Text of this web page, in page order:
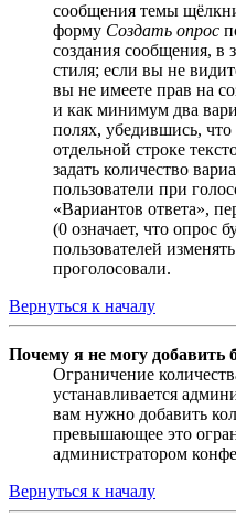
сообщения темы
форму Создать опрос
создания сообщения, в
стиля; если вы не
вы не имеете прав на
и как минимум два
полях, убедившись,
отдельной строке
задать количество
пользователи при
«Вариантов ответа»,
(0 означает, что опрос
пользователей
проголосовали.
Вернуться к началу
Почему я не могу добавить
Ограничение
устанавливается
вам нужно добавить
превышающее это
администратором
Вернуться к началу